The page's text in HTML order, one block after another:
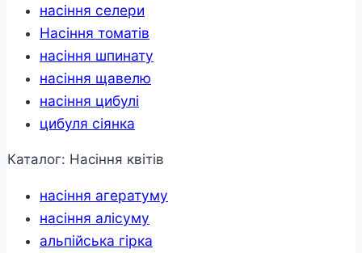
насіння селери
Насіння томатів
насіння шпинату
насіння щавелю
насіння цибулі
цибуля сіянка
Каталог: Насіння квітів
насіння агератуму
насіння алісуму
альпійська гірка